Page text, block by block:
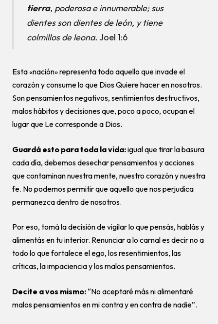
tierra, poderosa e innumerable; sus
dientes son dientes de león, y tiene
colmillos de leona. Joel 1:6
Esta «nación» representa todo aquello que invade el
corazón y consume lo que Dios Quiere hacer en nosotros.
Son pensamientos negativos, sentimientos destructivos,
malos hábitos y decisiones que, poco a poco, ocupan el
lugar que Le corresponde a Dios.
Guardá esto para toda la vida:igual que tirar la basura
cada día, debemos desechar pensamientos y acciones
que contaminan nuestra mente, nuestro corazón y nuestra
fe. No podemos permitir que aquello que nos perjudica
permanezca dentro de nosotros.
Por eso, tomá la decisión de vigilar lo que pensás, hablás y
alimentás en tu interior. Renunciar a lo carnal es decir no a
todo lo que fortalece el ego, los resentimientos, las
críticas, la impaciencia y los malos pensamientos.
Decite a vos mismo: “No aceptaré más ni alimentaré
malos pensamientos en mi contra y en contra de nadie”.